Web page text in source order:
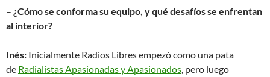
– ¿Cómo se conforma su equipo, y qué desafíos se enfrentan
al interior?
Inés: Inicialmente Radios Libres empezó como una pata
de Radialistas Apasionadas y Apasionados, pero luego